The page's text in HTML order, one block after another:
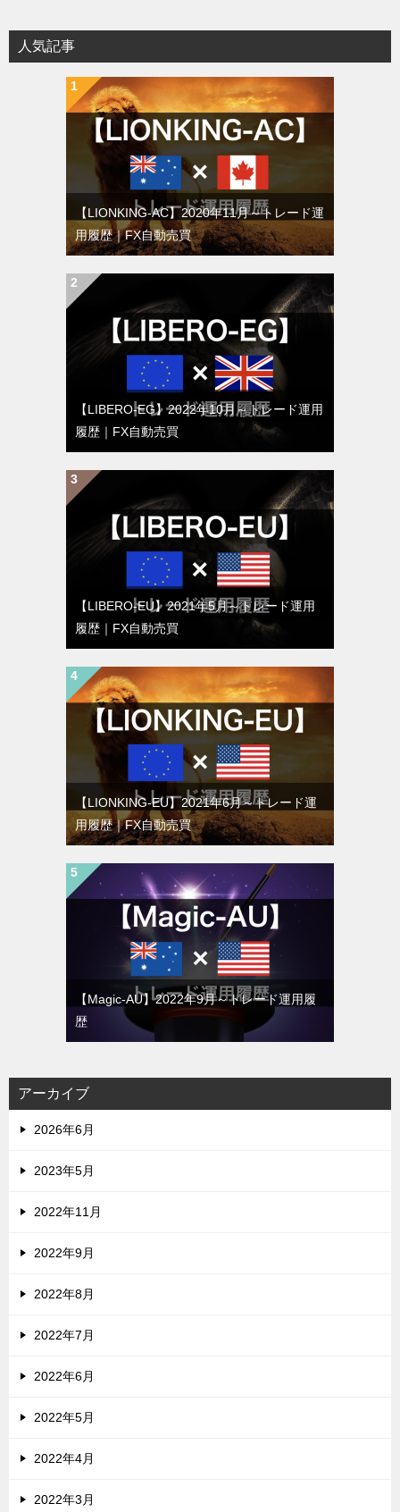
人気記事
【LIONKING-AC】2020年11月～トレード運
用履歴｜FX自動売買
【LIBERO-EG】2022年10月～トレード運用
履歴｜FX自動売買
【LIBERO-EU】2021年5月～トレード運用
履歴｜FX自動売買
【LIONKING-EU】2021年6月～トレード運
用履歴｜FX自動売買
【Magic-AU】2022年9月～トレード運用履
歴
アーカイブ
2026年6月
2023年5月
2022年11月
2022年9月
2022年8月
2022年7月
2022年6月
2022年5月
2022年4月
2022年3月